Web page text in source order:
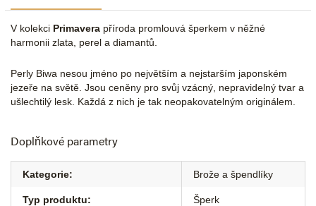
V kolekci Primavera příroda promlouvá šperkem v něžné
harmonii zlata, perel a diamantů.
Perly Biwa nesou jméno po největším a nejstarším japonském
jezeře na světě. Jsou ceněny pro svůj vzácný, nepravidelný tvar a
ušlechtilý lesk. Každá z nich je tak neopakovatelným originálem.
Doplňkové parametry
Kategorie: Brože a špendlíky
Typ produktu: Šperk